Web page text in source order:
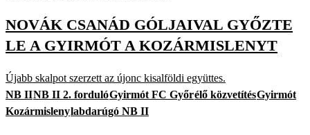
NOVÁK CSANÁD GÓLJAIVAL GYŐZTE
LE A GYIRMÓT A KOZÁRMISLENYT
Újabb skalpot szerzett az újonc kisalföldi együttes.
NB IINB II 2. fordulóGyirmót FC Győrélő közvetítésGyirmót
Kozármislenylabdarúgó NB II